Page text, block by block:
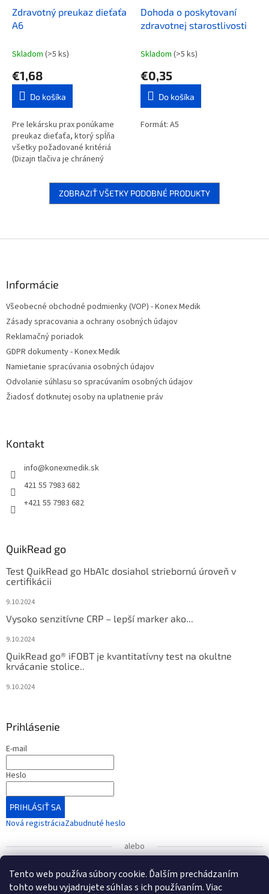
Tento web používa súbory cookie. Ďalším prechádzaním
tohto webu vyjadrujete súhlas s ich používaním. Viac
Zdravotný preukaz dieťaťa
A6
Skladom (>5 ks)
€1,68
Do košíka
Pre lekársku prax ponúkame
preukaz dieťaťa, ktorý spĺňa
všetky požadované kritériá
(Dizajn tlačiva je chránený
vlastníctva).
Dohoda o poskytovaní
zdravotnej starostlivosti
Skladom (>5 ks)
€0,35
Do košíka
Formát: A5
ZOBRAZIŤ VŠETKY PODOBNÉ PRODUKTY
Informácie
Všeobecné obchodné podmienky (VOP) - Konex Medik
Zásady spracovania a ochrany osobných údajov
Reklamačný poriadok
GDPR dokumenty - Konex Medik
Namietanie spracúvania osobných údajov
Odvolanie súhlasu so spracúvaním osobných údajov
Žiadosť dotknutej osoby na uplatnenie práv
Kontakt
info@konexmedik.sk
421 55 7983 682
+421 55 7983 682
QuikRead go
Test QuikRead go HbA1c dosiahol striebornú úroveň v
certifikácii
9.10.2024
Vysoko senzitívne CRP – lepší marker ako...
9.10.2024
QuikRead go® iFOBT je kvantitatívny test na okultne
krvácanie stolice..
9.10.2024
Prihlásenie
E-mail
Heslo
PRIHLÁSIŤ SA
Nová registráciaZabudnuté heslo
alebo
Prihlásiť sa cez Google